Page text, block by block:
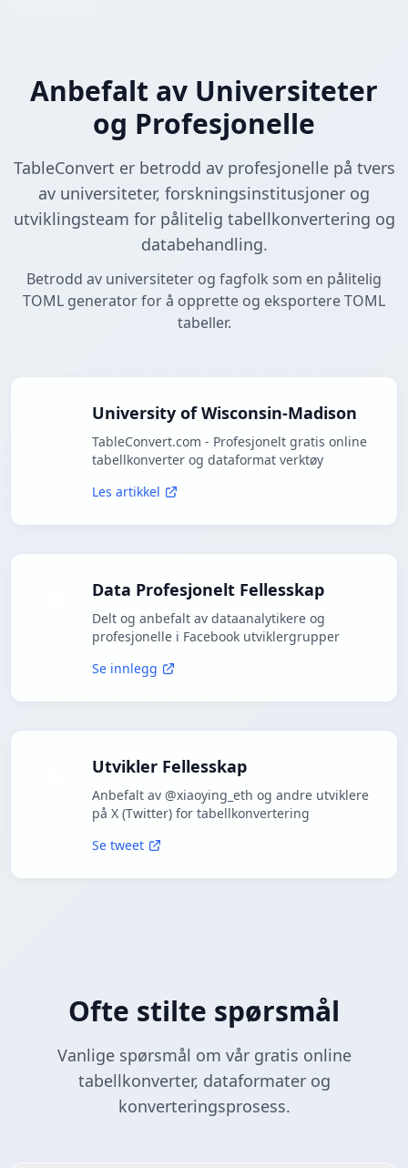
Anbefalt av Universiteter
og Profesjonelle
TableConvert er betrodd av profesjonelle på tvers
av universiteter, forskningsinstitusjoner og
utviklingsteam for pålitelig tabellkonvertering og
databehandling.
Betrodd av universiteter og fagfolk som en pålitelig
TOML generator for å opprette og eksportere TOML
tabeller.
University of Wisconsin-Madison
TableConvert.com - Profesjonelt gratis online
tabellkonverter og dataformat verktøy
Les artikkel
Data Profesjonelt Fellesskap
Delt og anbefalt av dataanalytikere og
profesjonelle i Facebook utviklergrupper
Se innlegg
Utvikler Fellesskap
Anbefalt av @xiaoying_eth og andre utviklere
på X (Twitter) for tabellkonvertering
Se tweet
Ofte stilte spørsmål
Vanlige spørsmål om vår gratis online
tabellkonverter, dataformater og
konverteringsprosess.